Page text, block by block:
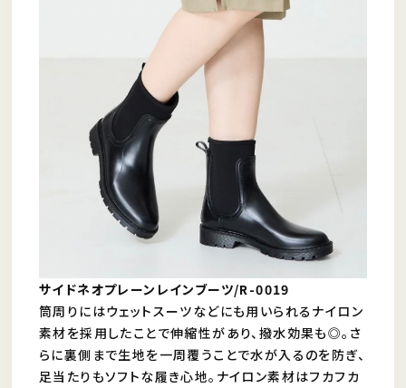
サイドネオプレーンレインブーツ/R-0019
筒周りにはウェットスーツなどにも用いられるナイロン
素材を採用したことで伸縮性があり、撥水効果も◎。さ
らに裏側まで生地を一周覆うことで水が入るのを防ぎ、
足当たりもソフトな履き心地。ナイロン素材はフカフカ